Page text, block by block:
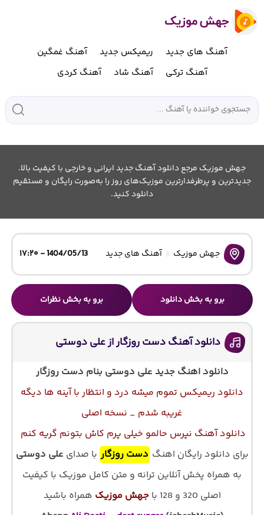
آهنگ های جدید ریمیکس جدید
آهنگ غمگین
آهنگ ترکی
آهنگ شاد آهنگ کردی
جهش موزیک مرجع دانلود آهنگ جدید ایرانی و خارجی با کیفیت بالا.
جدیدترین و پرطرفدارترین موزیک‌های روز را به‌صورت رایگان و مستقیم
دانلود کنید.
جهش موزیک آهنگ های جدید 1404/05/13 - ۱۷:۲۰
برو به بخش دانلود برو به بخش نظرات
دانلود آهنگ دست روزگار از علی دوستی
دانلود اهنگ جدید علی دوستی بنام دست روزگار
دانلود ریمیکس تموم میشه درد و انتظار با آینه ها دیگه
غریبه شدم _ نسخه اصلی
دانلود آهنگ نپرس حالمو خیلی پرم کاش بتونم گریه کنم
برای دانلود رایگان اهنگ دست روزگار با صدای علی دوستی
به همراه پخش آنلاین ترانه و متن کامل موزیک با کیفیت
اصلی 320 و 128 با
جهش موزیک همراه باشید